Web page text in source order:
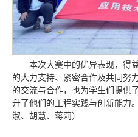
本次大赛中的优异表现，得
的大力支持、紧密合作及共同努
的交流与合作，也为学生们提供
升了他们的工程实践与创新能力
淑、胡慧、蒋莉）